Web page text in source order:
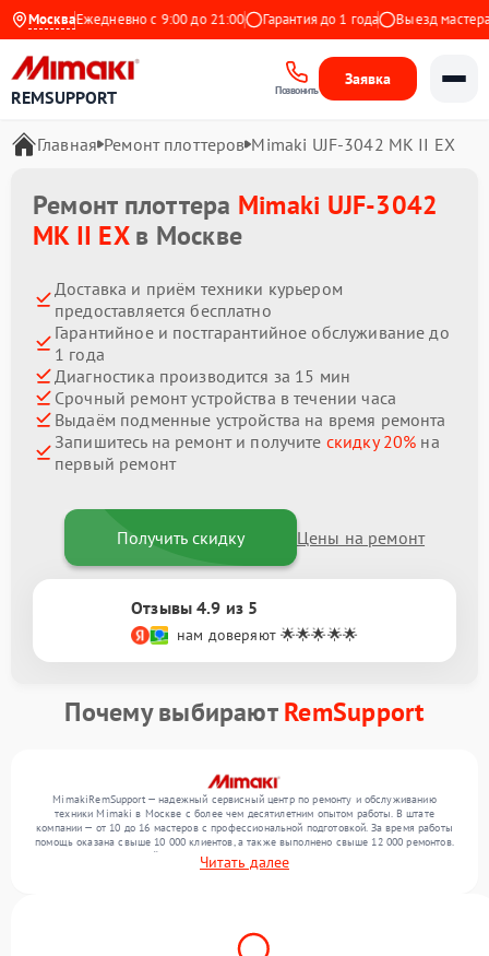
МоскваЕжедневно с 9:00 до 21:00 Гарантия до 1 года Выезд мастера
REMSUPPORT Позвонить
Заявка
Главная Ремонт плоттеров Mimaki UJF-3042 MK II EX
Ремонт плоттера Mimaki UJF-3042
MK II EXв Москве
Доставка и приём техники курьером
предоставляется бесплатно
Гарантийное и постгарантийное обслуживание до
1 года
Диагностика производится за 15 мин
Срочный ремонт устройства в течении часа
Выдаём подменные устройства на время ремонта
Запишитесь на ремонт и получите скидку 20% на
первый ремонт
Получить скидку Цены на ремонт
Отзывы 4.9 из 5
нам доверяют 🌟🌟🌟🌟🌟
Почему выбираютRemSupport
MimakiRemSupport — надежный сервисный центр по ремонту и обслуживанию
техники Mimaki в Москве с более чем десятилетним опытом работы. В штате
компании — от 10 до 16 мастеров с профессиональной подготовкой. За время работы
помощь оказана свыше 10 000 клиентов, а также выполнено свыше 12 000 ремонтов.
Ежемесячно в сервисный центр поступает свыше 300 единиц техники, включая , , . Мы
устраняем поломки любой сложности и обеспечиваем надежный результат благодаря
Читать далее